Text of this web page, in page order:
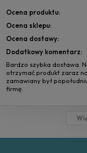
Ocena produktu:
Ocena sklepu:
Ocena dostawy:
Dodatkowy komentarz:
Bardzo szybka dostawa.
otrzymać produkt zaraz
zamawiany był
firmę.